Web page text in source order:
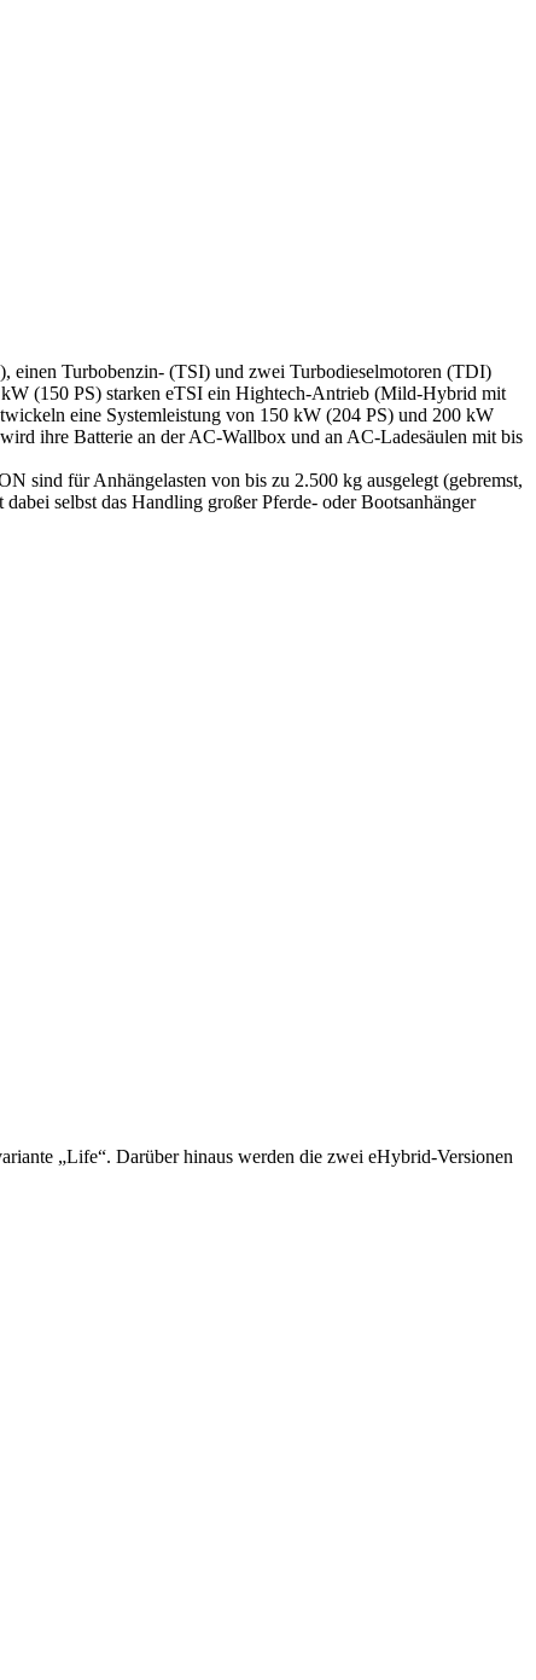
Turbobenzin- (TSI) und zwei Turbodieselmotoren (TDI)
(150 PS) starken eTSI ein Hightech-Antrieb (Mild-Hybrid mit
eine Systemleistung von 150 kW (204 PS) und 200 kW
ihre Batterie an der AC-Wallbox und an AC-Ladesäulen mit bis
sind für Anhängelasten von bis zu 2.500 kg ausgelegt (gebremst,
selbst das Handling großer Pferde- oder Bootsanhänger
„Life“. Darüber hinaus werden die zwei eHybrid-Versionen